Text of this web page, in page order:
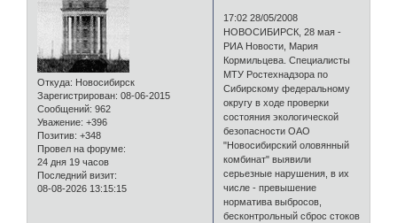
Откуда: Новосибирск
Зарегистрирован: 08-06-2015
Сообщений: 962
Уважение: +396
Позитив: +348
Провел на форуме:
24 дня 19 часов
Последний визит:
08-08-2026 13:15:15
17:02 28/05/2008
НОВОСИБИРСК, 28 мая -
РИА Новости, Мария
Кормильцева. Специалисты
МТУ Ростехнадзора по
Сибирскому федеральному
округу в ходе проверки
состояния экологической
безопасности ОАО
"Новосибирский оловянный
комбинат" выявили
серьезные нарушения, в их
числе - превышение
норматива выбросов,
бесконтрольный сброс стоков